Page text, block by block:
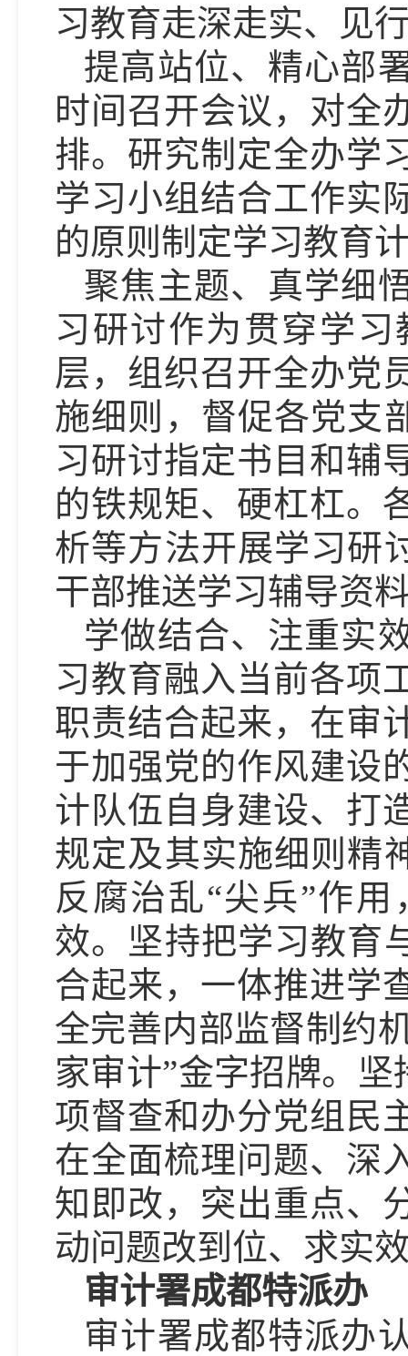
习教育走深走实、见
提高站位、精心部
时间召开会议，对全
排。研究制定全办学
学习小组结合工作实
的原则制定学习教育
聚焦主题、真学细
习研讨作为贯穿学
层，组织召开全办党
施细则，督促各党支
习研讨指定书目和辅
的铁规矩、硬杠杠。
析等方法开展学习研
干部推送学习辅导资
学做结合、注重实
习教育融入当前各项
职责结合起来，在审
于加强党的作风建设
计队伍自身建设、打
规定及其实施细则精
反腐治乱“尖兵”作
效。坚持把学习教育
合起来，一体推进学
全完善内部监督制约
家审计”金字招牌。
项督查和办分党组民
在全面梳理问题、深
知即改，突出重点、
动问题改到位、求实
审计署成都特派办
审计署成都特派办